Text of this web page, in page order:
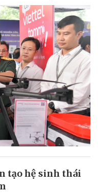
tạo hệ sinh thái